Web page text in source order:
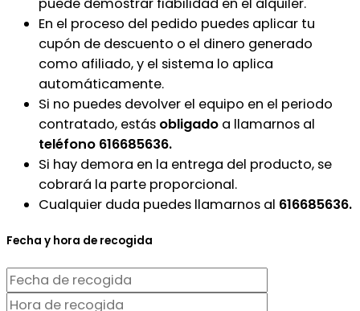
puede demostrar fiabilidad en el alquiler.
En el proceso del pedido puedes aplicar tu
cupón de descuento o el dinero generado
como afiliado, y el sistema lo aplica
automáticamente.
Si no puedes devolver el equipo en el periodo
contratado, estás obligado a llamarnos al
teléfono 616685636.
Si hay demora en la entrega del producto, se
cobrará la parte proporcional.
Cualquier duda puedes llamarnos al 616685636.
Fecha y hora de recogida